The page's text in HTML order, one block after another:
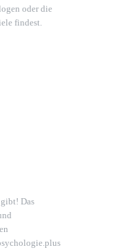
oder die
findest.
Das